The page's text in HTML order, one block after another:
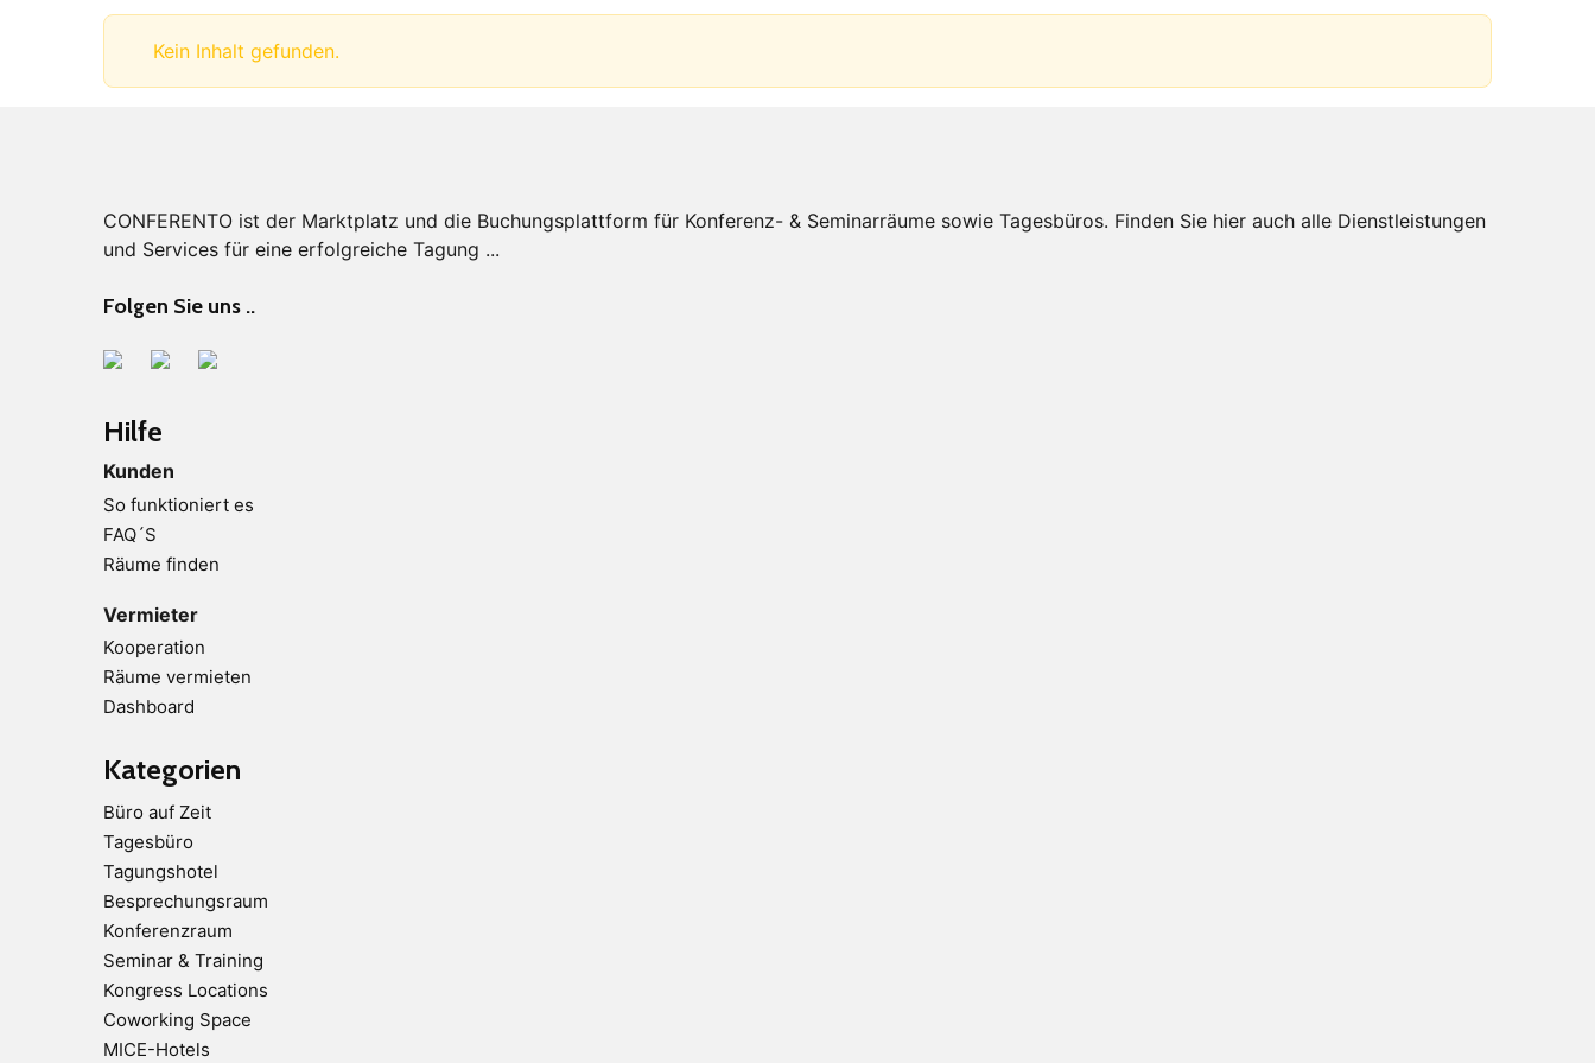
Kein Inhalt gefunden.
CONFERENTO ist der Marktplatz und die Buchungsplattform für Konferenz- & Seminarräume sowie Tagesbüros. Finden Sie hier auch alle Dienstleistungen
und Services für eine erfolgreiche Tagung ...
Folgen Sie uns ..
Hilfe
Kunden
So funktioniert es
FAQ´S
Räume finden
Vermieter
Kooperation
Räume vermieten
Dashboard
Kategorien
Büro auf Zeit
Tagesbüro
Tagungshotel
Besprechungsraum
Konferenzraum
Seminar & Training
Kongress Locations
Coworking Space
MICE-Hotels